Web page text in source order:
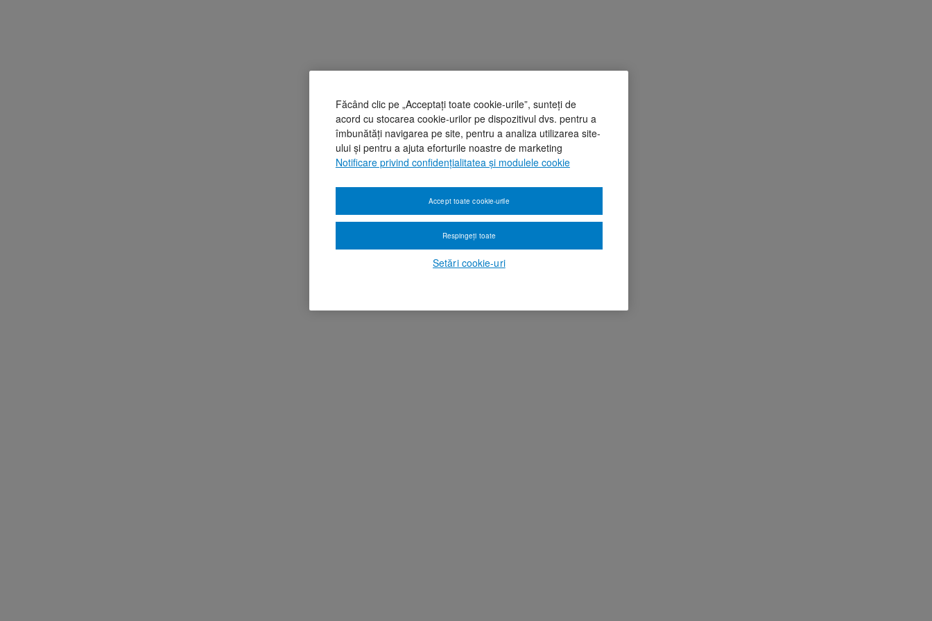
Făcând clic pe „Acceptați toate cookie-urile”, sunteți de
acord cu stocarea cookie-urilor pe dispozitivul dvs. pentru a
îmbunătăți navigarea pe site, pentru a analiza utilizarea site-
ului și pentru a ajuta eforturile noastre de marketing
Notificare privind confidențialitatea și modulele cookie
Setări cookie-uri
Respingeți toate
Accept toate cookie-urile